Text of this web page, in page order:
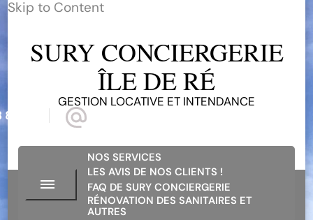
Skip to Content
SURY CONCIERGERIE
ÎLE DE RÉ
GESTION LOCATIVE ET INTENDANCE
68
NOS SERVICES
LES AVIS DE NOS CLIENTS !
FAQ DE SURY CONCIERGERIE
RÉNOVATION DES SANITAIRES ET
AUTRES